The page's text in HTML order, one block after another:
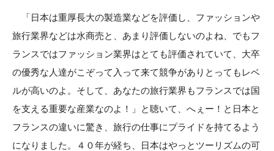
「日本は重厚長大の製造業などを評価し、ファッションや
旅行業界などは水商売と、あまり評価しないのよね、でもフ
ランスではファッション業界はとても評価されていて、大卒
の優秀な人達がこぞって入って来て競争がありとってもレベ
ルが高いのよ。そして、あなたの旅行業界もフランスでは国
を支える重要な産業なのよ！」と聴いて、へぇー！と日本と
フランスの違いに驚き、旅行の仕事にプライドを持てるよう
になりました。４０年が経ち、日本はやっとツーリズムの可